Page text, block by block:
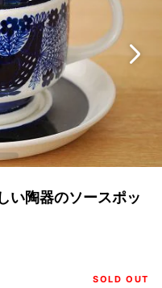
い陶器のソースポッ
SOLD OUT